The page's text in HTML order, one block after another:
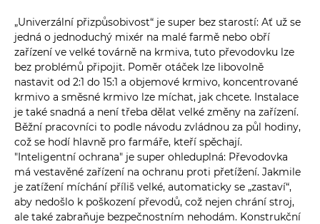
„Univerzální přizpůsobivost“ je super bez starostí: Ať už se
jedná o jednoduchý mixér na malé farmě nebo obří
zařízení ve velké továrně na krmiva, tuto převodovku lze
bez problémů připojit. Poměr otáček lze libovolně
nastavit od 2:1 do 15:1 a objemové krmivo, koncentrované
krmivo a směsné krmivo lze míchat, jak chcete. Instalace
je také snadná a není třeba dělat velké změny na zařízení.
Běžní pracovníci to podle návodu zvládnou za půl hodiny,
což se hodí hlavně pro farmáře, kteří spěchají.
"Inteligentní ochrana" je super ohleduplná: Převodovka
má vestavěné zařízení na ochranu proti přetížení. Jakmile
je zatížení míchání příliš velké, automaticky se „zastaví“,
aby nedošlo k poškození převodů, což nejen chrání stroj,
ale také zabraňuje bezpečnostním nehodám. Konstrukční